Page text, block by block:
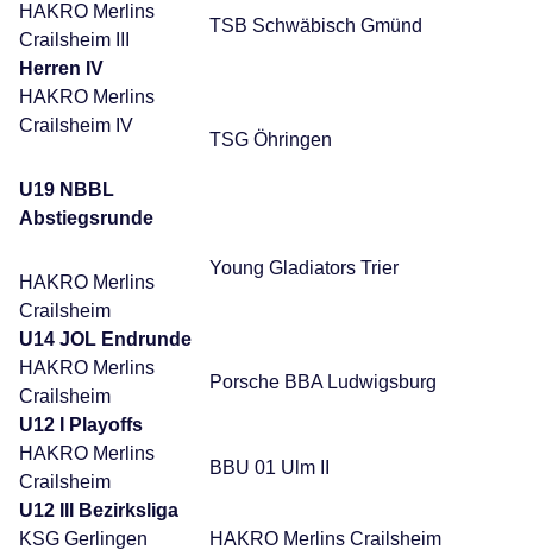
HAKRO Merlins
Crailsheim III
TSB Schwäbisch Gmünd
Herren IV
HAKRO Merlins
Crailsheim IV
U19 NBBL
Abstiegsrunde
HAKRO Merlins
Crailsheim
TSG Öhringen
Young Gladiators Trier
U14 JOL Endrunde
HAKRO Merlins
Crailsheim
Porsche BBA Ludwigsburg
U12 I Playoffs
HAKRO Merlins
Crailsheim
BBU 01 Ulm II
U12 III Bezirksliga
KSG Gerlingen
HAKRO Merlins Crailsheim